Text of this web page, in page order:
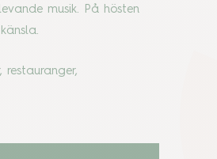
musik. På hösten